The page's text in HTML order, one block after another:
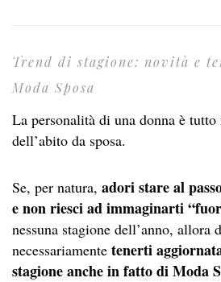
Trend di stagione: novità e
Moda Sposa
La personalità di una donna è tutto
dell’abito da sposa.
Se, per natura, adori stare al
e non riesci ad immaginarti
nessuna stagione dell’anno, allora
necessariamente tenerti
stagione anche in fatto di Moda